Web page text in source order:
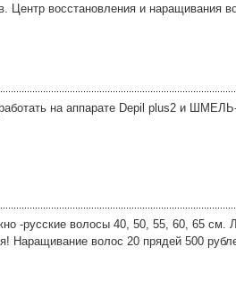
восстановления и наращивания
на аппарате Depil plus2 и
-русские волосы 40, 50, 55, 60, 65 см.
Наращивание волос 20 прядей 500